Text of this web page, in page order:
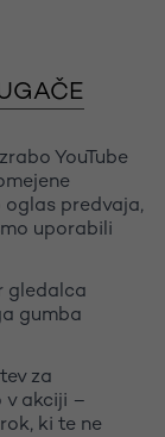
YouTube
predvaja,
uporabili
gledalca
gumba
za
v akciji –
ki te ne